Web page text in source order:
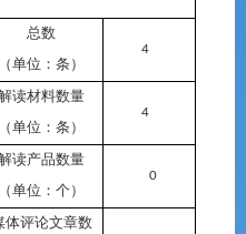
总数
（单位：条）
4
读材料数量
（单位：条）
4
读产品数量
（单位：个）
0
体评论文章数